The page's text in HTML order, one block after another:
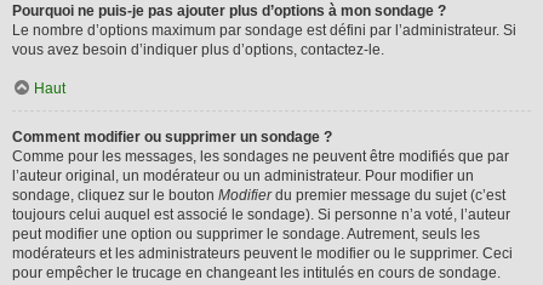
Pourquoi ne puis-je pas ajouter plus d’options à mon sondage ?
Le nombre d’options maximum par sondage est défini par l’administrateur. Si
vous avez besoin d’indiquer plus d’options, contactez-le.
Haut
Comment modifier ou supprimer un sondage ?
Comme pour les messages, les sondages ne peuvent être modifiés que par
l’auteur original, un modérateur ou un administrateur. Pour modifier un
sondage, cliquez sur le bouton Modifierdu premier message du sujet (c’est
toujours celui auquel est associé le sondage). Si personne n’a voté, l’auteur
peut modifier une option ou supprimer le sondage. Autrement, seuls les
modérateurs et les administrateurs peuvent le modifier ou le supprimer. Ceci
pour empêcher le trucage en changeant les intitulés en cours de sondage.